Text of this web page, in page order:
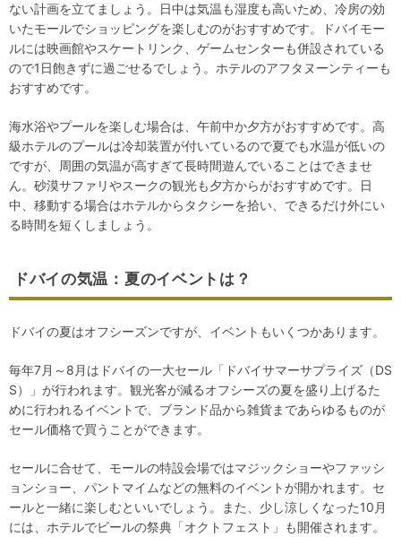
ない計画を立てましょう。日中は気温も湿度も高いため、冷房の効
いたモールでショッピングを楽しむのがおすすめです。ドバイモー
ルには映画館やスケートリンク、ゲームセンターも併設されている
ので1日飽きずに過ごせるでしょう。ホテルのアフタヌーンティーも
おすすめです。
海水浴やプールを楽しむ場合は、午前中か夕方がおすすめです。高
級ホテルのプールは冷却装置が付いているので夏でも水温が低いの
ですが、周囲の気温が高すぎて長時間遊んでいることはできませ
ん。砂漠サファリやスークの観光も夕方からがおすすめです。日
中、移動する場合はホテルからタクシーを拾い、できるだけ外にい
る時間を短くしましょう。
ドバイの気温：夏のイベントは？
ドバイの夏はオフシーズンですが、イベントもいくつかあります。
毎年7月～8月はドバイの一大セール「ドバイサマーサプライズ（DS
S）」が行われます。観光客が減るオフシーズの夏を盛り上げるた
めに行われるイベントで、ブランド品から雑貨まであらゆるものが
セール価格で買うことができます。
セールに合せて、モールの特設会場ではマジックショーやファッシ
ョンショー、パントマイムなどの無料のイベントが開かれます。セ
ールと一緒に楽しむといいでしょう。また、少し涼しくなった10月
には、ホテルでビールの祭典「オクトフェスト」も開催されます。